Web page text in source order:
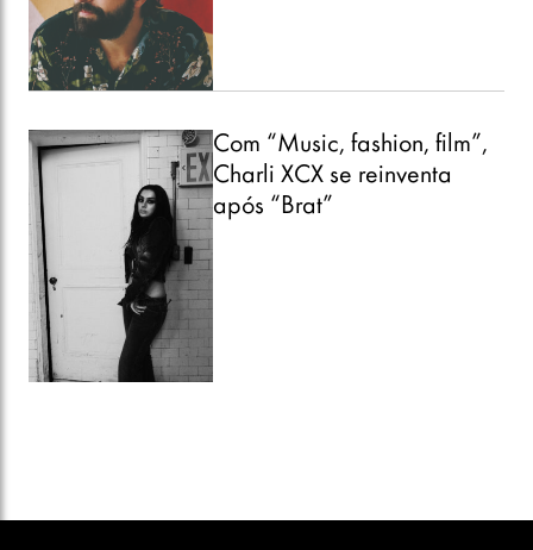
Com “Music, fashion, film”,
Charli XCX se reinventa
após “Brat”